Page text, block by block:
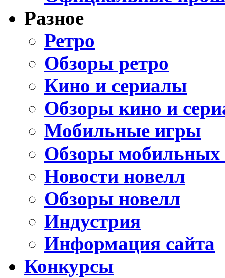
Разное
Ретро
Обзоры ретро
Кино и сериалы
Обзоры кино и
Мобильные игры
Обзоры мобильных
Новости новелл
Обзоры новелл
Индустрия
Информация сайта
Конкурсы